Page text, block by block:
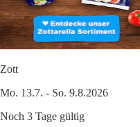
Zott
Mo. 13.7. - So. 9.8.2026
Noch 3 Tage gültig